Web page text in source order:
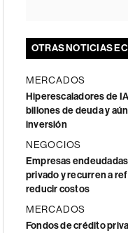
OTRAS NOTICIAS
MERCADOS
Hiperescaladores de
billones de deuda y
inversión
NEGOCIOS
Empresas
privado y recurren a
reducir costos
MERCADOS
Fondos de crédito